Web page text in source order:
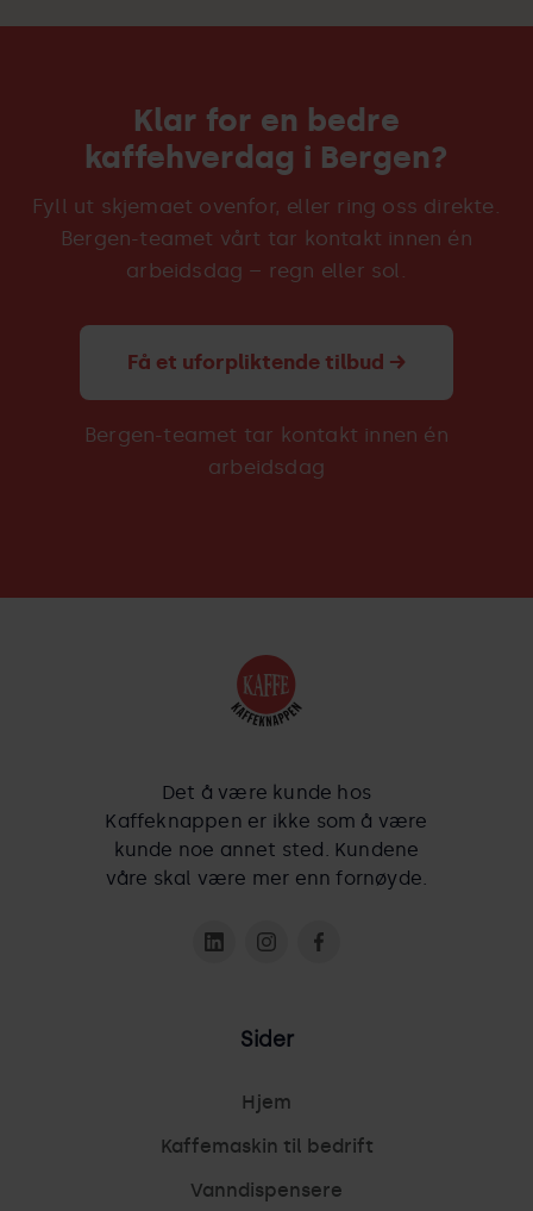
fordi den er enkel å budsjettere og fri for
Klar for en bedre
kaffehverdag i Bergen?
Fyll ut skjemaet ovenfor, eller ring oss direkte.
Bergen-teamet vårt tar kontakt innen én
arbeidsdag – regn eller sol.
Få et uforpliktende tilbud →
Bergen-teamet tar kontakt innen én
arbeidsdag
Det å være kunde hos
Kaffeknappen er ikke som å være
kunde noe annet sted. Kundene
våre skal være mer enn fornøyde.
Sider
Hjem
Kaffemaskin til bedrift
Vanndispensere